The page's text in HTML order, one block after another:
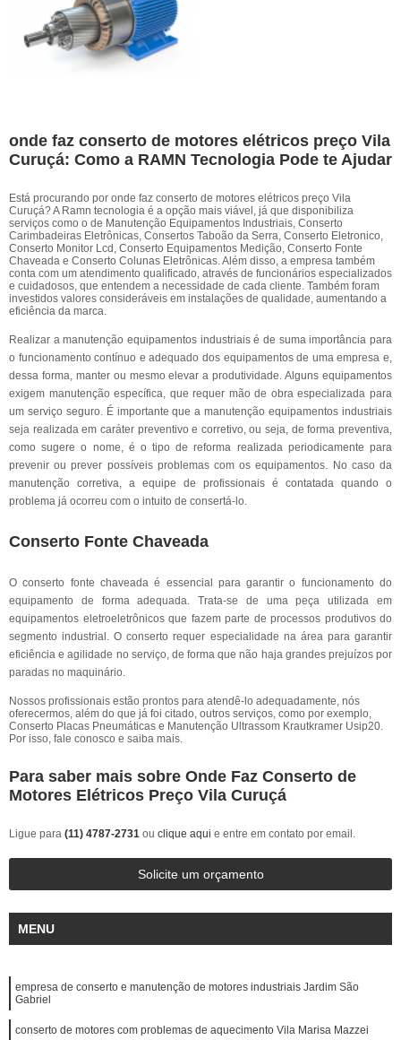
onde faz conserto de motores elétricos preço Vila
Curuçá: Como a RAMN Tecnologia Pode te Ajudar
Está procurando por onde faz conserto de motores elétricos preço Vila
Curuçá? A Ramn tecnologia é a opção mais viável, já que disponibiliza
serviços como o de Manutenção Equipamentos Industriais, Conserto
Carimbadeiras Eletrônicas, Consertos Taboão da Serra, Conserto Eletronico,
Conserto Monitor Lcd, Conserto Equipamentos Medição, Conserto Fonte
Chaveada e Conserto Colunas Eletrônicas. Além disso, a empresa também
conta com um atendimento qualificado, através de funcionários especializados
e cuidadosos, que entendem a necessidade de cada cliente. Também foram
investidos valores consideráveis em instalações de qualidade, aumentando a
eficiência da marca.
Realizar a manutenção equipamentos industriais é de suma importância para
o funcionamento contínuo e adequado dos equipamentos de uma empresa e,
dessa forma, manter ou mesmo elevar a produtividade. Alguns equipamentos
exigem manutenção específica, que requer mão de obra especializada para
um serviço seguro. É importante que a manutenção equipamentos industriais
seja realizada em caráter preventivo e corretivo, ou seja, de forma preventiva,
como sugere o nome, é o tipo de reforma realizada periodicamente para
prevenir ou prever possíveis problemas com os equipamentos. No caso da
manutenção corretiva, a equipe de profissionais é contatada quando o
problema já ocorreu com o intuito de consertá-lo.
Conserto Fonte Chaveada
O conserto fonte chaveada é essencial para garantir o funcionamento do
equipamento de forma adequada. Trata-se de uma peça utilizada em
equipamentos eletroeletrônicos que fazem parte de processos produtivos do
segmento industrial. O conserto requer especialidade na área para garantir
eficiência e agilidade no serviço, de forma que não haja grandes prejuízos por
paradas no maquinário.
Nossos profissionais estão prontos para atendê-lo adequadamente, nós
oferecermos, além do que já foi citado, outros serviços, como por exemplo,
Conserto Placas Pneumáticas e Manutenção Ultrassom Krautkramer Usip20.
Por isso, fale conosco e saiba mais.
Para saber mais sobre Onde Faz Conserto de
Motores Elétricos Preço Vila Curuçá
Ligue para (11) 4787-2731 ou clique aqui e entre em contato por email.
Solicite um orçamento
MENU
empresa de conserto e manutenção de motores industriais Jardim São
Gabriel
conserto de motores com problemas de aquecimento Vila Marisa Mazzei